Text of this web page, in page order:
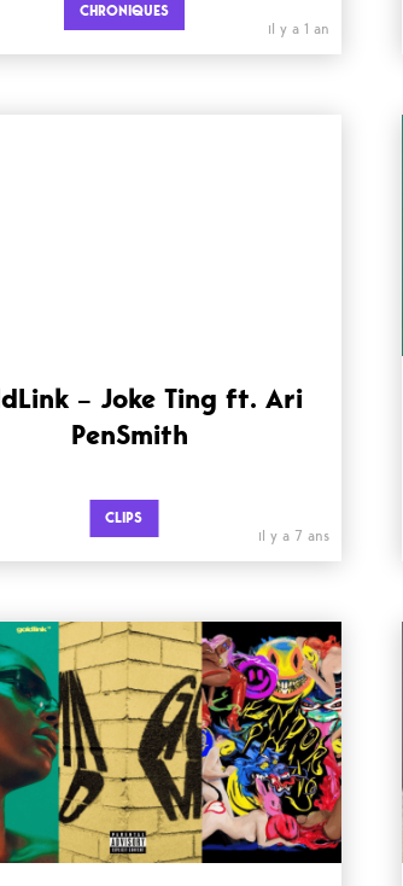
CHRONIQUES
il y a 1 an
– Joke Ting ft. Ari
PenSmith
CLIPS
il y a 7 ans